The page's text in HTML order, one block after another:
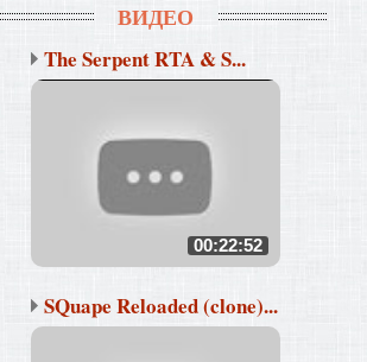
ВИДЕО
The Serpent RTA & S...
00:22:52
SQuape Reloaded (clone)...